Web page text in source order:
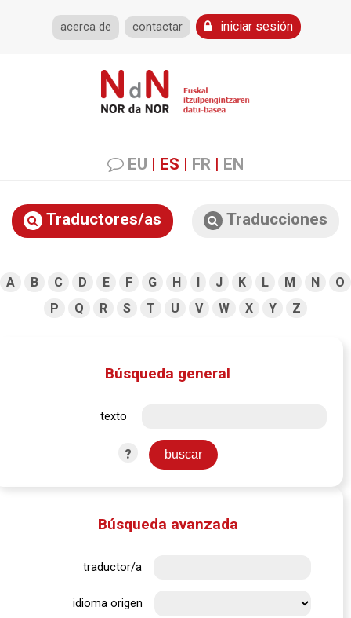
acerca de contactar iniciar sesión
EU | ES | FR | EN
Traductores/as Traducciones
A B C D E F G H I J K L M N
O
P
Q R S T U V W X Y Z
Búsqueda general
texto
?
Búsqueda avanzada
traductor/a
idioma origen